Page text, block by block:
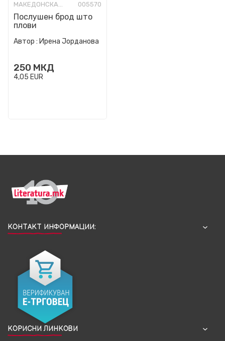
МАКЕДОНСКА КНИЖЕВНОСТ 005570
Послушен брод што
плови
Автор : Ирена Јорданова
250 МКД
4,05 EUR
КОНТАКТ ИНФОРМАЦИИ:
КОРИСНИ ЛИНКОВИ